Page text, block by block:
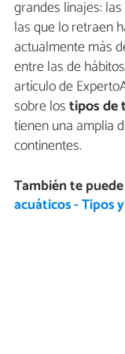
grandes linajes:
las que lo retraen
actualmente más
entre las de
artículo de
sobre lostipos de
tienen una amplia
continentes.
También te
acuáticos - Tipos